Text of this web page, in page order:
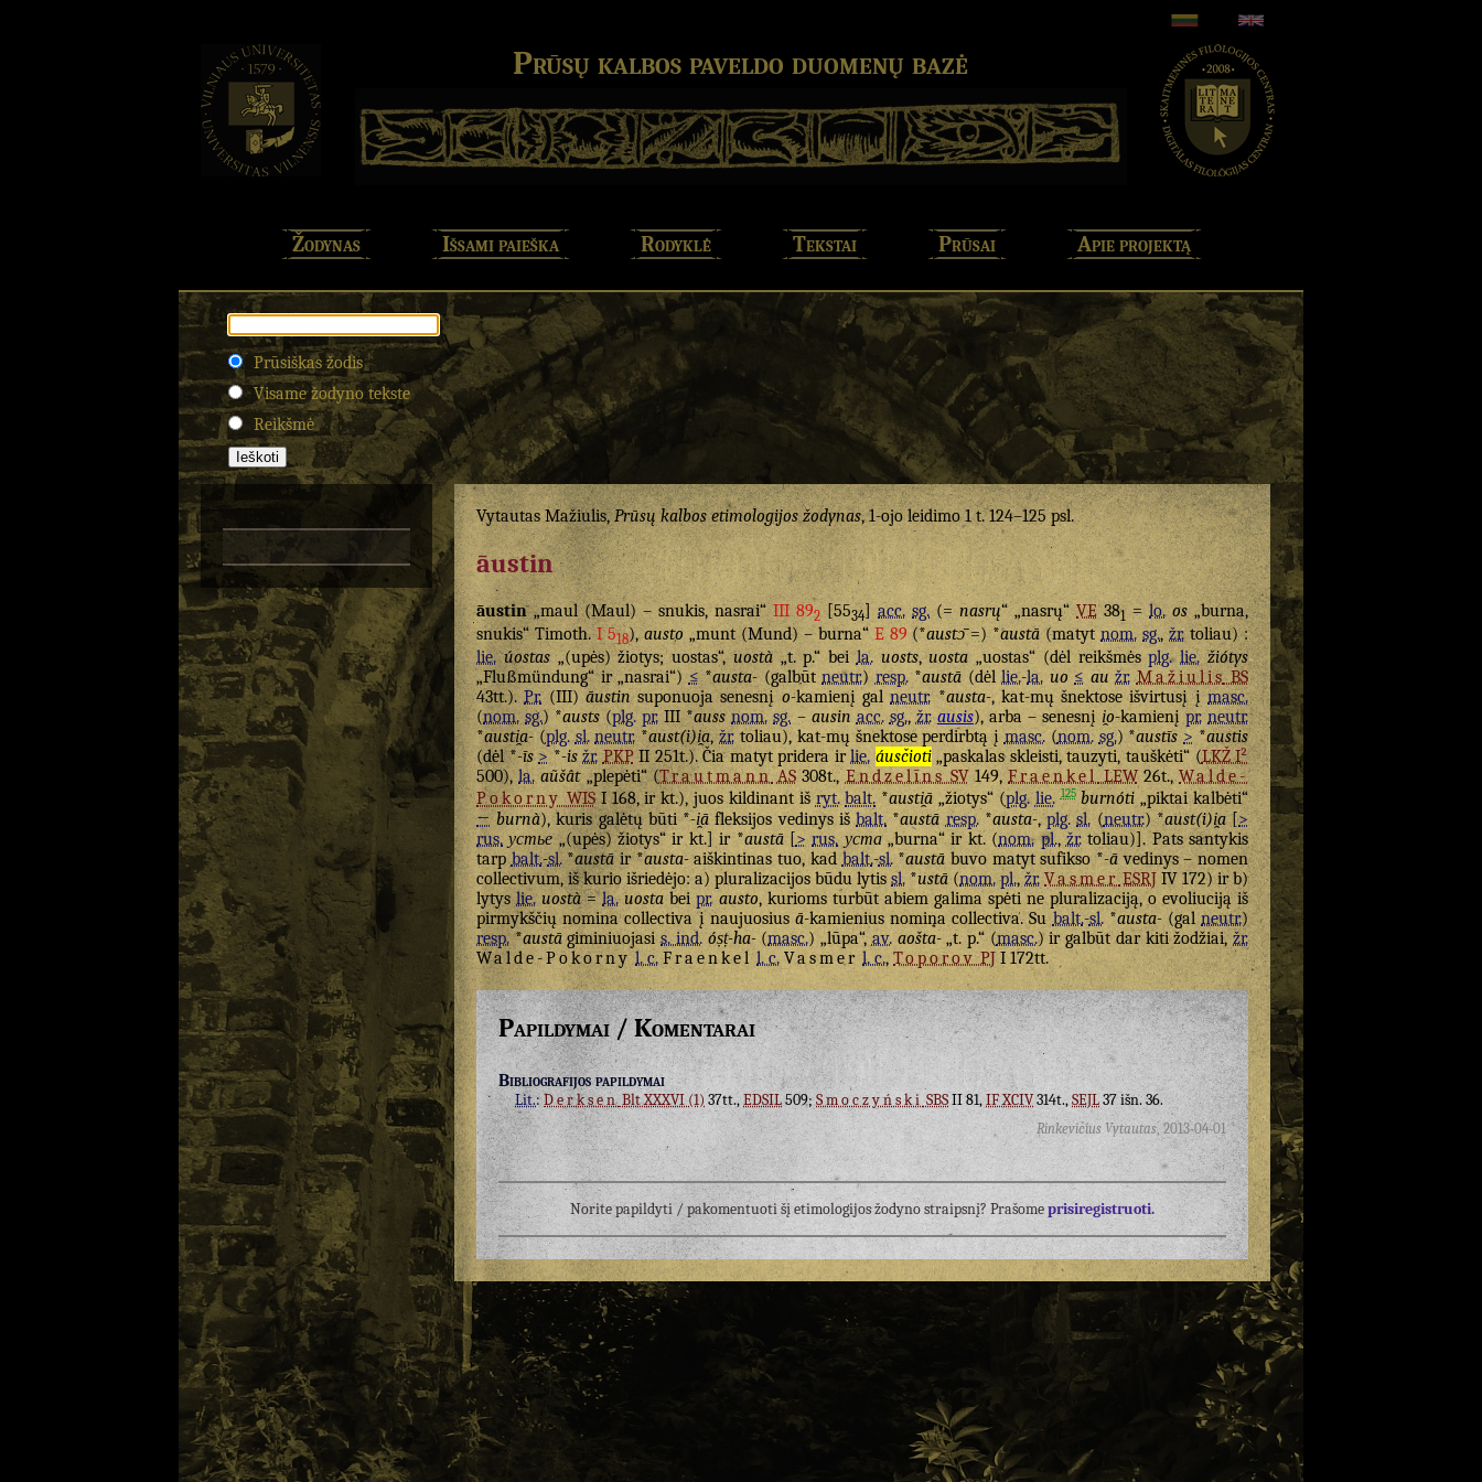
Prūsų kalbos paveldo duomenų bazė
Žodynas Išsami paieška Rodyklė Tekstai Prūsai Apie projektą
Prūsiškas žodis
Visame žodyno tekste
Reikšmė
Vytautas Mažiulis,Prūsų kalbos etimologijos žodynas, 1-ojo leidimo 1 t. 124–125 psl.
āustin
āustin„maul (Maul) – snukis, nasrai“III 892[5534] acc. sg.(=nasrų“ „nasrų“VE381 =lo. os„burna,
snukis“ Timoth.I 518),austo„munt (Mund) – burna“E 89(*austɔ̄=) *austā(matytnom. sg.,žr.toliau) :
lie. úostas„(upės) žiotys; uostas“,uostà„t. p.“ beila. uosts,uosta„uostas“ (dėl reikšmėsplg. lie. žiótys
„Flußmündung“ ir „nasrai“)≤*austa-(galbūt neutr.)resp.*austā(dėllie.-la. uo ≤ au žr. MažiulisBS
43tt.).Pr.(III)āustinsuponuoja senesnį o-kamienį galneutr.*austa-, kat-mų šnektose išvirtusį įmasc.
(nom. sg.) *austs(plg. pr.III *auss nom. sg.– ausin acc. sg., žr. ausis), arba – senesnįi̯o-kamienįpr. neutr.
*austi̯a-(plg. sl. neutr.*aust(i)i̯a,žr. toliau), kat-mų šnektose perdirbtą įmasc.(nom. sg.) *austīs >*austis
(dėl *-īs > *-is žr. PKPII 251t.). Čia matyt pridera irlie. áusčioti„paskalas skleisti, tauzyti, tauškėti“ (LKŽ I²
500),la. aũšât„plepėti“ (TrautmannAS308t., EndzelīnsSV149,Fraenkel LEW26t.,Walde-
Pokorny WISI 168, ir kt.), juos kildinant išryt. balt. *austi̯ā„žiotys“ (plg. lie. 125 burnóti „piktai kalbėti“
← burnà), kuris galėtų būti *-i̯āfleksijos vedinys išbalt.*austā resp.*austa-,plg. sl. (neutr.) *aust(i)i̯a[>
rus. устье„(upės) žiotys“ ir kt.] ir *austā[> rus. уста„burna“ ir kt. (nom. pl.,žr.toliau)]. Pats santykis
tarpbalt.-sl.*austāir *austa-aiškintinas tuo, kadbalt.-sl.*austābuvo matyt sufikso *-āvedinys – nomen
collectivum, iš kurio išriedėjo: a) pluralizacijos būdu lytissl. *ustā(nom. pl.,žr. VasmerESRJ IV 172) ir b)
lytyslie. uostà=la. uostabeipr. austo, kurioms turbūt abiem galima spėti ne pluralizaciją, o evoliuciją iš
pirmykščių nomina collectiva į naujuosiusā-kamienius nomina collectiva. Subalt.-sl.*austa-(galneutr.)
resp.*austāgiminiuojasis. ind. óṣṭ-ha-(masc.) „lūpa“,av. aošta-„t. p.“ (masc.) ir galbūt dar kiti žodžiai,žr.
Walde-Pokorny l. c. Fraenkel l. c. Vasmer l. c., ToporovPJI 172tt.
Papildymai / Komentarai
Bibliografijos papildymai
Lit.:DerksenBlt XXXVI (1) 37tt.,EDSIL509;Smoczyński SBSII 81,IF XCIV314t.,SEJL37 išn. 36.
Rinkevičius Vytautas,2013-04-01
Norite papildyti / pakomentuoti šį etimologijos žodyno straipsnį? Prašomeprisiregistruoti.